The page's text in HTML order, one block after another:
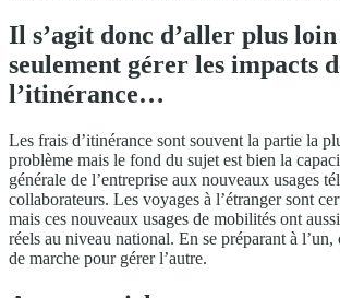
Il s’agit donc d’aller plus loin
seulement gérer les impacts
l’itinérance…
Les frais d’itinérance sont souvent la partie la
problème mais le fond du sujet est bien la
générale de l’entreprise aux nouveaux usages
collaborateurs. Les voyages à l’étranger sont
mais ces nouveaux usages de mobilités ont
réels au niveau national. En se préparant à l’un,
de marche pour gérer l’autre.